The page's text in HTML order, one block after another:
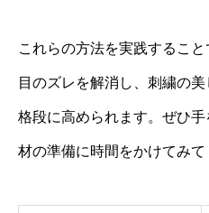
これらの方法を実践するこ
目のズレを解消し、刺繍の
格段に高められます。ぜひ
材の準備に時間をかけてみて